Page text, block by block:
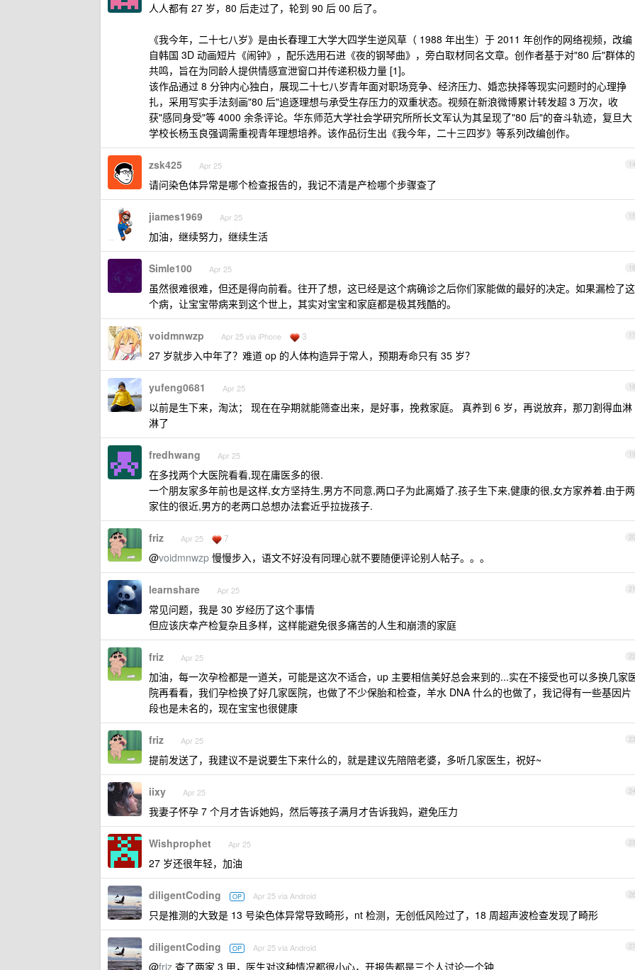
人人都有 27 岁，80 后走过了，轮到 90 后 00 后了。
《我今年，二十七八岁》是由长春理工大学大四学生逆风草（ 1988 年出生）于 2011 年创作的网络视频，改编
自韩国 3D 动画短片《闹钟》，配乐选用石进《夜的钢琴曲》，旁白取材同名文章。创作者基于对"80 后"群体的
共鸣，旨在为同龄人提供情感宣泄窗口并传递积极力量 [1]。
该作品通过 8 分钟内心独白，展现二十七八岁青年面对职场竞争、经济压力、婚恋抉择等现实问题时的心理挣
扎，采用写实手法刻画"80 后"追逐理想与承受生存压力的双重状态。视频在新浪微博累计转发超 3 万次，收
获"感同身受"等 4000 余条评论。华东师范大学社会学研究所所长文军认为其呈现了"80 后"的奋斗轨迹，复旦大
学校长杨玉良强调需重视青年理想培养。该作品衍生出《我今年，二十三四岁》等系列改编创作。
14
zsk425 Apr 25
请问染色体异常是哪个检查报告的，我记不清是产检哪个步骤查了
15
jiames1969 Apr 25
加油，继续努力，继续生活
16
Simle100 Apr 25
虽然很难很难，但还是得向前看。往开了想，这已经是这个病确诊之后你们家能做的最好的决定。如果漏检了这
个病，让宝宝带病来到这个世上，其实对宝宝和家庭都是极其残酷的。
17
voidmnwzp Apr 25 via iPhone 3
27 岁就步入中年了？难道 op 的人体构造异于常人，预期寿命只有 35 岁？
18
yufeng0681 Apr 25
以前是生下来，淘汰； 现在在孕期就能筛查出来，是好事，挽救家庭。 真养到 6 岁，再说放弃，那刀割得血淋
淋了
19
fredhwang Apr 25
在多找两个大医院看看,现在庸医多的很.
一个朋友家多年前也是这样,女方坚持生,男方不同意,两口子为此离婚了.孩子生下来,健康的很,女方家养着.由于两
家住的很近,男方的老两口总想办法套近乎拉拢孩子.
20
friz Apr 25 7
@voidmnwzp 慢慢步入，语文不好没有同理心就不要随便评论别人帖子。。。
21
learnshare Apr 25
常见问题，我是 30 岁经历了这个事情
但应该庆幸产检复杂且多样，这样能避免很多痛苦的人生和崩溃的家庭
22
friz Apr 25
加油，每一次孕检都是一道关，可能是这次不适合，up 主要相信美好总会来到的...实在不接受也可以多换几家
院再看看，我们孕检换了好几家医院，也做了不少保胎和检查，羊水 DNA 什么的也做了，我记得有一些基因片
段也是未名的，现在宝宝也很健康
23
friz Apr 25
提前发送了，我建议不是说要生下来什么的，就是建议先陪陪老婆，多听几家医生，祝好~
24
iixy Apr 25
我妻子怀孕 7 个月才告诉她妈，然后等孩子满月才告诉我妈，避免压力
25
Wishprophet Apr 25
27 岁还很年轻，加油
26
diligentCoding OP Apr 25 via Android
只是推测的大致是 13 号染色体异常导致畸形，nt 检测，无创低风险过了，18 周超声波检查发现了畸形
27
diligentCoding OP Apr 25 via Android
@friz 查了两家 3 甲，医生对这种情况都很小心，开报告都是三个人讨论一个钟